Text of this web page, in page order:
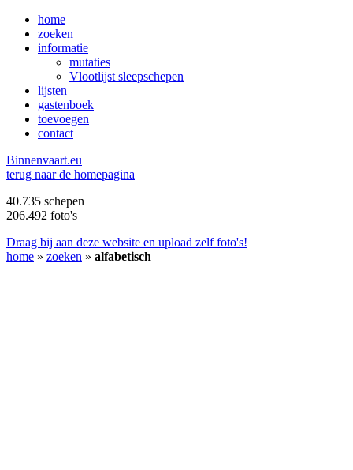
home
zoeken
informatie
mutaties
Vlootlijst sleepschepen
lijsten
gastenboek
toevoegen
contact
Binnenvaart.eu
terug naar de homepagina
40.735 schepen
206.492 foto's
Draag bij aan deze website en upload zelf foto's!
home » zoeken » alfabetisch